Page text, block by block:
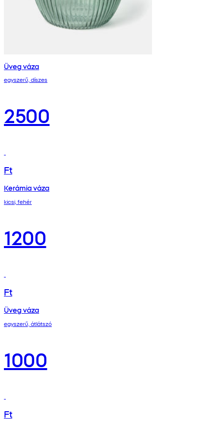
Üveg váza
egyszerű, díszes
2500
Ft
Kerámia váza
kicsi, fehér
1200
Ft
Üveg váza
egyszerű, átlátszó
1000
Ft